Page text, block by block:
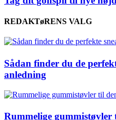
REDAKTøRENS VALG
Sådan finder du de
anledning
Rummelige gummistøvler